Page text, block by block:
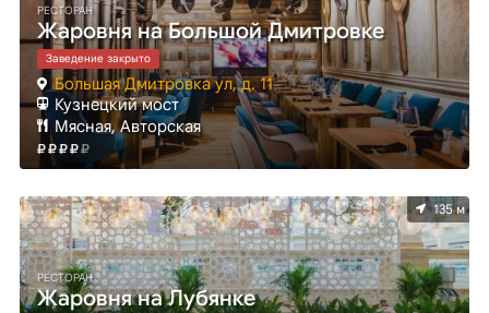
РЕСТОРАН
Жаровня на Большой Дмитровке
Заведение закрыто
Большая Дмитровка ул, д. 11
Кузнецкий мост
Мясная, Авторская
135 м
РЕСТОРАН
Жаровня на Лубянке